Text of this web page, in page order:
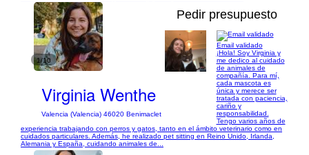
1/10
Pedir presupuesto
Virginia Wenthe
Valencia (Valencia) 46020 Benimaclet
Email validado
¡Hola! Soy Virginia y
me dedico al cuidado
de animales de
compañía. Para mí,
cada mascota es
única y merece ser
tratada con paciencia,
cariño y
responsabilidad.
Tengo varios años de
experiencia trabajando con perros y gatos, tanto en el ámbito veterinario como en
cuidados particulares. Además, he realizado pet sitting en Reino Unido, Irlanda,
Alemania y España, cuidando animales de...